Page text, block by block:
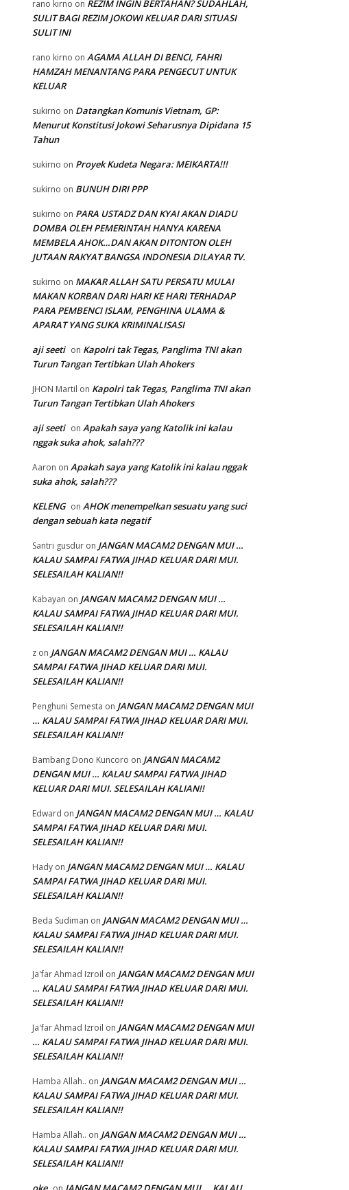
Name:*
Website:
rano kirno on REZIM INGIN BERTAHAN? SUDAHLAH,
SULIT BAGI REZIM JOKOWI KELUAR DARI SITUASI
SULIT INI
rano kirno on AGAMA ALLAH DI BENCI, FAHRI
HAMZAH MENANTANG PARA PENGECUT UNTUK
KELUAR
sukirno on Datangkan Komunis Vietnam, GP:
Menurut Konstitusi Jokowi Seharusnya Dipidana 15
Tahun
sukirno on Proyek Kudeta Negara: MEIKARTA!!!
sukirno on BUNUH DIRI PPP
sukirno on PARA USTADZ DAN KYAI AKAN DIADU
DOMBA OLEH PEMERINTAH HANYA KARENA
MEMBELA AHOK…DAN AKAN DITONTON OLEH
JUTAAN RAKYAT BANGSA INDONESIA DILAYAR TV.
sukirno on MAKAR ALLAH SATU PERSATU MULAI
MAKAN KORBAN DARI HARI KE HARI TERHADAP
PARA PEMBENCI ISLAM, PENGHINA ULAMA &
APARAT YANG SUKA KRIMINALISASI
aji seeti on Kapolri tak Tegas, Panglima TNI akan
Turun Tangan Tertibkan Ulah Ahokers
JHON Martil on Kapolri tak Tegas, Panglima TNI akan
Turun Tangan Tertibkan Ulah Ahokers
aji seeti on Apakah saya yang Katolik ini kalau
nggak suka ahok, salah???
Aaron on Apakah saya yang Katolik ini kalau nggak
suka ahok, salah???
KELENG on AHOK menempelkan sesuatu yang suci
dengan sebuah kata negatif
Santri gusdur on JANGAN MACAM2 DENGAN MUI …
KALAU SAMPAI FATWA JIHAD KELUAR DARI MUI.
SELESAILAH KALIAN!!
Kabayan on JANGAN MACAM2 DENGAN MUI …
KALAU SAMPAI FATWA JIHAD KELUAR DARI MUI.
SELESAILAH KALIAN!!
z on JANGAN MACAM2 DENGAN MUI … KALAU
SAMPAI FATWA JIHAD KELUAR DARI MUI.
SELESAILAH KALIAN!!
Penghuni Semesta on JANGAN MACAM2 DENGAN MUI
… KALAU SAMPAI FATWA JIHAD KELUAR DARI MUI.
SELESAILAH KALIAN!!
Bambang Dono Kuncoro on JANGAN MACAM2
DENGAN MUI … KALAU SAMPAI FATWA JIHAD
KELUAR DARI MUI. SELESAILAH KALIAN!!
Edward on JANGAN MACAM2 DENGAN MUI … KALAU
SAMPAI FATWA JIHAD KELUAR DARI MUI.
SELESAILAH KALIAN!!
Hady on JANGAN MACAM2 DENGAN MUI … KALAU
SAMPAI FATWA JIHAD KELUAR DARI MUI.
SELESAILAH KALIAN!!
Beda Sudiman on JANGAN MACAM2 DENGAN MUI …
KALAU SAMPAI FATWA JIHAD KELUAR DARI MUI.
SELESAILAH KALIAN!!
Ja'far Ahmad Izroil on JANGAN MACAM2 DENGAN MUI
… KALAU SAMPAI FATWA JIHAD KELUAR DARI MUI.
SELESAILAH KALIAN!!
Ja'far Ahmad Izroil on JANGAN MACAM2 DENGAN MUI
… KALAU SAMPAI FATWA JIHAD KELUAR DARI MUI.
SELESAILAH KALIAN!!
Hamba Allah.. on JANGAN MACAM2 DENGAN MUI …
KALAU SAMPAI FATWA JIHAD KELUAR DARI MUI.
SELESAILAH KALIAN!!
Hamba Allah.. on JANGAN MACAM2 DENGAN MUI …
KALAU SAMPAI FATWA JIHAD KELUAR DARI MUI.
SELESAILAH KALIAN!!